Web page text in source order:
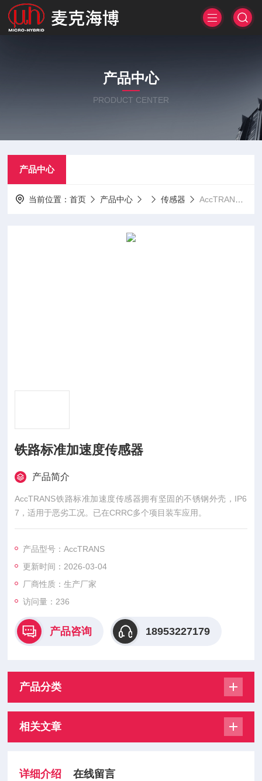
产品中心
PRODUCT CENTER
产品中心
当前位置：首页 产品中心 传感器 AccTRANS铁路标准加速度传感器
铁路标准加速度传感器
产品简介
AccTRANS铁路标准加速度传感器拥有坚固的不锈钢外壳，IP6
7，适用于恶劣工况。已在CRRC多个项目装车应用。
产品型号：AccTRANS
更新时间：2026-03-04
厂商性质：生产厂家
访问量：236
产品咨询 18953227179
产品分类
相关文章
详细介绍 在线留言